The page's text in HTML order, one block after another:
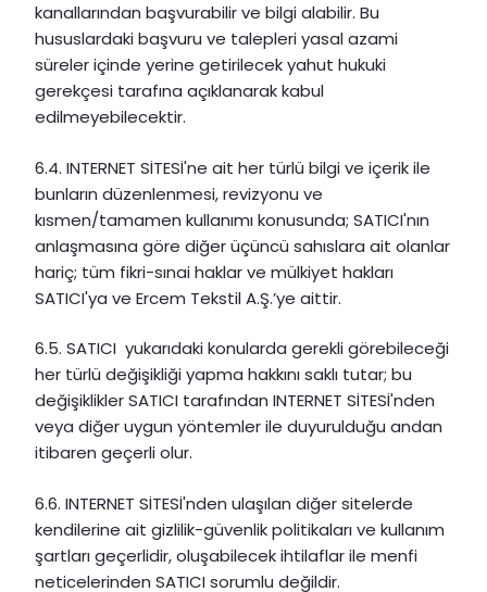
kanallarından başvurabilir ve bilgi alabilir. Bu
hususlardaki başvuru ve talepleri yasal azami
süreler içinde yerine getirilecek yahut hukuki
gerekçesi tarafına açıklanarak kabul
edilmeyebilecektir.
6.4. INTERNET SİTESİ'ne ait her türlü bilgi ve içerik ile
bunların düzenlenmesi, revizyonu ve
kısmen/tamamen kullanımı konusunda; SATICI'nın
anlaşmasına göre diğer üçüncü sahıslara ait olanlar
hariç; tüm fikri-sınai haklar ve mülkiyet hakları
SATICI'ya ve Ercem Tekstil A.Ş.’ye aittir.
6.5. SATICI yukarıdaki konularda gerekli görebileceği
her türlü değişikliği yapma hakkını saklı tutar; bu
değişiklikler SATICI tarafından INTERNET SİTESİ'nden
veya diğer uygun yöntemler ile duyurulduğu andan
itibaren geçerli olur.
6.6. INTERNET SİTESİ'nden ulaşılan diğer sitelerde
kendilerine ait gizlilik-güvenlik politikaları ve kullanım
şartları geçerlidir, oluşabilecek ihtilaflar ile menfi
neticelerinden SATICI sorumlu değildir.